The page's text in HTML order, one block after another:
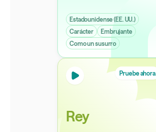
Estadounidense (EE. UU.)
Carácter
Embrujante
Como un susurro
Pruebe ahora
Rey